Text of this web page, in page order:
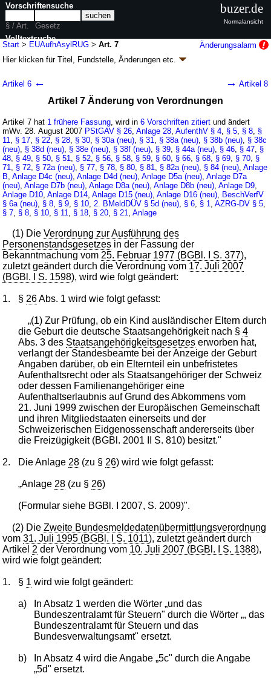
Start > EUAufhAsylRUG >Art. 7
Änderungsalarm
Hier klicken fürTitel, Fundstelle, Änderungen etc.
und asylrechtlicher Richtlinien der
Europäischen Union (EUAufhAsylRUGk.a.Abk.
G. v. 19.08.2007BGBl. I S. 1970, 2008 I S. 992
Geltung ab 28.08.2007, abweichend sieheArtikel 10
24 Änderungen | Drucksachen / Entwurf / Begründung
|
wird in 33 Vorschriften zitiert
Artikel 6 ← → Artikel 8
Artikel 7 Änderung von Verordnungen
Artikel 7 hat 1 frühere Fassung , wird in6 Vorschriften zitiert und ändert
mWv. 28. August 2007 PStGAV § 26 ,Anlage 28 ,AufenthV § 4 § 5 § 8 §
11
§ 17 § 22 § 28 § 30 § 30a (neu) § 31 § 38a (neu) § 38b (neu) § 38c
(neu) § 38d (neu) § 38e (neu) § 38f (neu) § 39 § 44a (neu) § 46 § 47 §
48 § 49 § 50 § 51 § 52 § 56 § 58 § 59 § 60 § 66 § 68 § 69 § 70 §
71
§ 72 § 72a (neu) § 77 § 78 § 80 § 81 § 82a (neu) § 84 (neu) ,Anlage
B ,Anlage D4c (neu) ,Anlage D4d (neu) ,Anlage D5a (neu) ,Anlage D7a
(neu) ,Anlage D7b (neu) ,Anlage D8a (neu) ,Anlage D8b (neu) ,Anlage D9
Anlage D10 ,Anlage D14 ,Anlage D15 (neu) ,Anlage D16 (neu) BeschVerfV
§ 6a (neu) § 8 § 9 § 10 2. BMeldDÜV § 5d (neu) § 6 § 1 ,AZRG-DV § 5
§ 7 § 8 § 10 § 11 § 18 § 20 § 21 ,Anlage
(1) DieVerordnung zur Ausführung des
Personenstandsgesetzes in der Fassung der
Bekanntmachung vom 25. Februar 1977 (BGBl. I S. 377),
zuletzt geändert durch die Verordnung vom 17. Juli 2007
(BGBl. I S. 1598), wird wie folgt geändert:
1. § 26Abs. 1 wird wie folgt gefasst:
„(1) Zur Prüfung, ob ein Kind ausländischer Eltern durch
die Geburt die deutsche Staatsangehörigkeit nach §4
Abs. 3 des Staatsangehörigkeitsgesetzes erworben hat,
verlangt der Standesbeamte bei der Anzeige der Geburt
Angaben darüber, ob ein Elternteil ein unbefristetes
Aufenthaltsrecht oder als Staatsangehöriger der Schweiz
oder dessen Familienangehöriger eine
Aufenthaltserlaubnis auf Grund des Abkommens vom
21. Juni 1999 zwischen der Europäischen Gemeinschaft
und ihren Mitgliedstaaten einerseits und der
Schweizerischen Eidgenossenschaft andererseits über
die Freizügigkeit (BGBl. 2001 II S. 810) besitzt."
2. Die Anlage 28 (zu § 26) wird wie folgt gefasst:
„Anlage 28 (zu § 26)
(Formular siehe BGBl. I 2007, S. 2009)".
(2) DieZweite Bundesmeldedatenübermittlungsverordnung
vom31. Juli 1995 (BGBl. I S. 1011), zuletzt geändert durch
Artikel 2 der Verordnung vom 10. Juli 2007 (BGBl. I S. 1388),
wird wie folgt geändert:
1. § 1 wird wie folgt geändert:
a)
In Absatz 1 werden die Wörter „und das
Bundeszentralamt für Steuern" durch die Wörter „, das
Bundeszentralamt für Steuern und das
Bundesverwaltungsamt" ersetzt.
b)
In Absatz 4 wird die Angabe „5c" durch die Angabe
„5d" ersetzt.
Vorschriftensuche
§ / Art.
Gesetz
Volltextsuche
nur in EUAufhAsylRUG
buzer.de
Normalansicht